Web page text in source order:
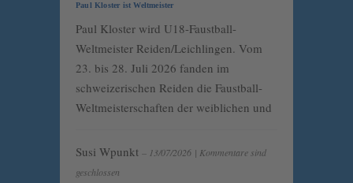
Paul Kloster ist Weltmeister
Paul Kloster wird U18-Faustball-
Weltmeister Reiden/Leichlingen. Vom
23. bis 28. Juli 2026 fanden im
schweizerischen Reiden die Faustball-
Weltmeisterschaften der weiblichen und
Susi Wpunkt – 13/07/2026 | Kommentare sind
geschlossen